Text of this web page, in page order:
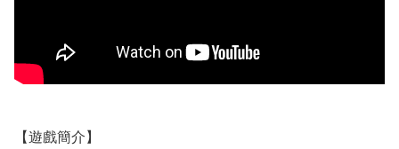
【遊戲簡介】